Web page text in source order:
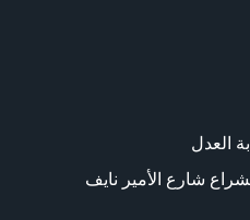
العدل
شارع الأمير نايف